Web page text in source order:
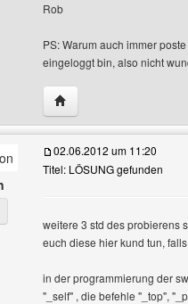
Rob
PS: Warum auch immer
eingeloggt bin, also nicht
Website dieses
Benutzer-Profile anzeigen
02.06.2012 um 11:20
Titel: LÖSUNG gefunden
weitere 3 std des probierens
euch diese hier kund tun,
in der programmierung der
"_self" , die befehle "_top",